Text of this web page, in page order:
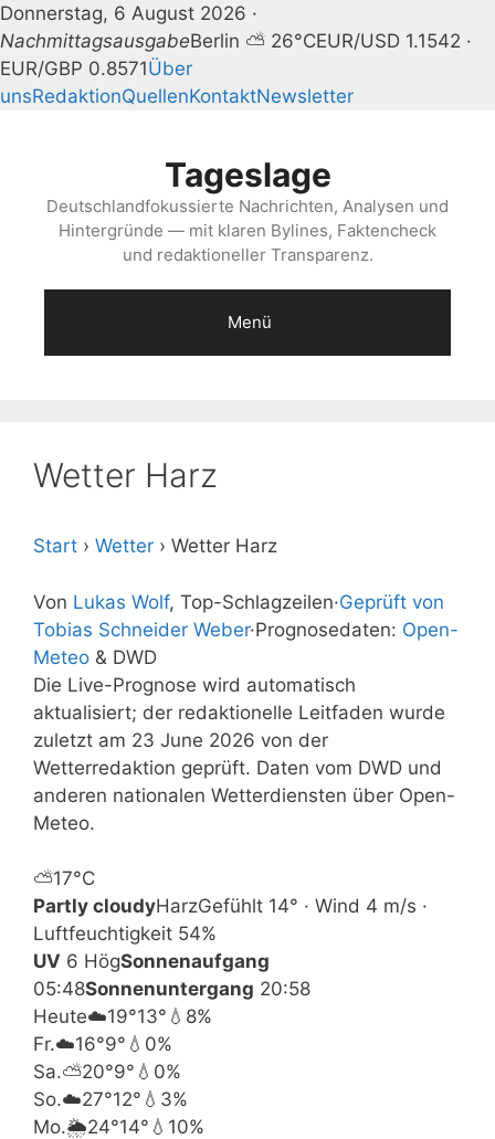
Donnerstag, 6 August 2026 ·
NachmittagsausgabeBerlin ⛅ 26°CEUR/USD 1.1542 ·
EUR/GBP 0.8571Über
unsRedaktionQuellenKontaktNewsletter
Tageslage
Deutschlandfokussierte Nachrichten, Analysen und
Hintergründe — mit klaren Bylines, Faktencheck
und redaktioneller Transparenz.
Menü
Wetter Harz
Start › Wetter › Wetter Harz
Von Lukas Wolf, Top-Schlagzeilen·Geprüft von
Tobias Schneider Weber·Prognosedaten: Open-
Meteo & DWD
Die Live-Prognose wird automatisch
aktualisiert; der redaktionelle Leitfaden wurde
zuletzt am 23 June 2026 von der
Wetterredaktion geprüft. Daten vom DWD und
anderen nationalen Wetterdiensten über Open-
Meteo.
⛅17°C
Partly cloudyHarzGefühlt 14° · Wind 4 m/s ·
Luftfeuchtigkeit 54%
UV 6 HögSonnenaufgang
05:48Sonnenuntergang 20:58
Heute☁️19°13° 💧8%
Fr.☁️16°9° 💧0%
Sa.⛅20°9° 💧0%
So.☁️27°12° 💧3%
Mo.🌦️24°14° 💧10%